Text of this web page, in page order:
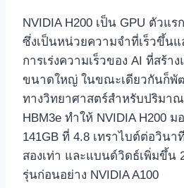
NVIDIA H200 เป็น GPU ตัวแร
ซึ่งเป็นหน่วยความจำที่เร็วขึ้น
การเร่งความเร็วของ AI ที่สร้า
ขนาดใหญ่ ในขณะเดียวกันก็พั
ทางวิทยาศาสตร์สำหรับปริมา
HBM3e ทำให้ NVIDIA H200
141GB ที่ 4.8 เทราไบต์ต่อวิน
สองเท่า และแบนด์วิดธ์เพิ่มขึ้น
รุ่นก่อนอย่าง NVIDIA A100